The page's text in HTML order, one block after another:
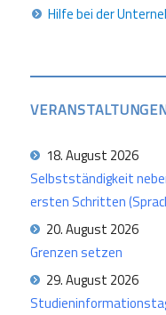
Hilfe bei der
18. August 2026
Selbstständigkeit
ersten Schritten
20. August 2026
Grenzen setzen
29. August 2026